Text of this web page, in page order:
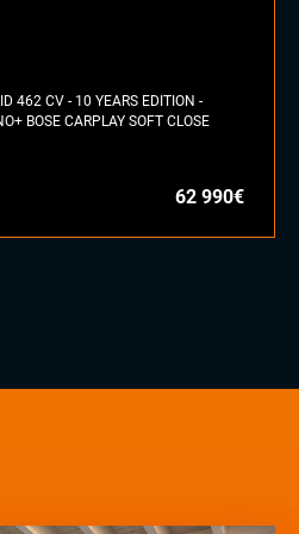
462 CV - 10 YEARS EDITION -
BOSE CARPLAY SOFT CLOSE
62 990€